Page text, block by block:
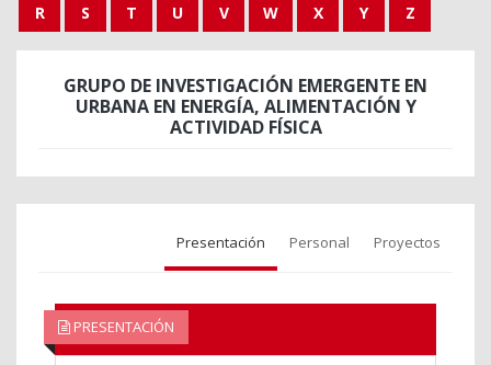
R
S T U V W X Y Z
GRUPO DE INVESTIGACIÓN EMERGENTE EN
URBANA EN ENERGÍA, ALIMENTACIÓN Y
ACTIVIDAD FÍSICA
Presentación Personal Proyectos
PRESENTACIÓN